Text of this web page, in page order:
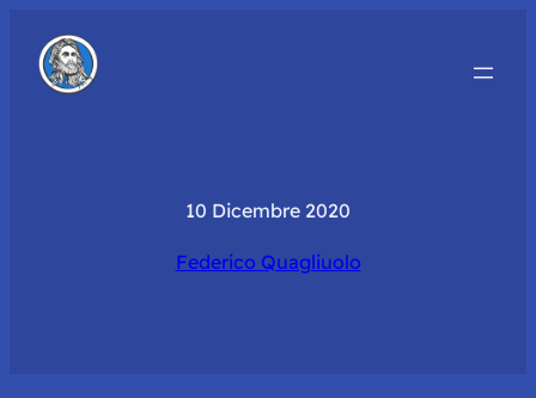
10 Dicembre 2020
Federico Quagliuolo